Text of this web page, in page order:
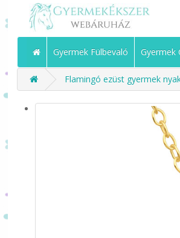
Gyermek Fülbevaló Gyermek
Flamingó ezüst gyermek